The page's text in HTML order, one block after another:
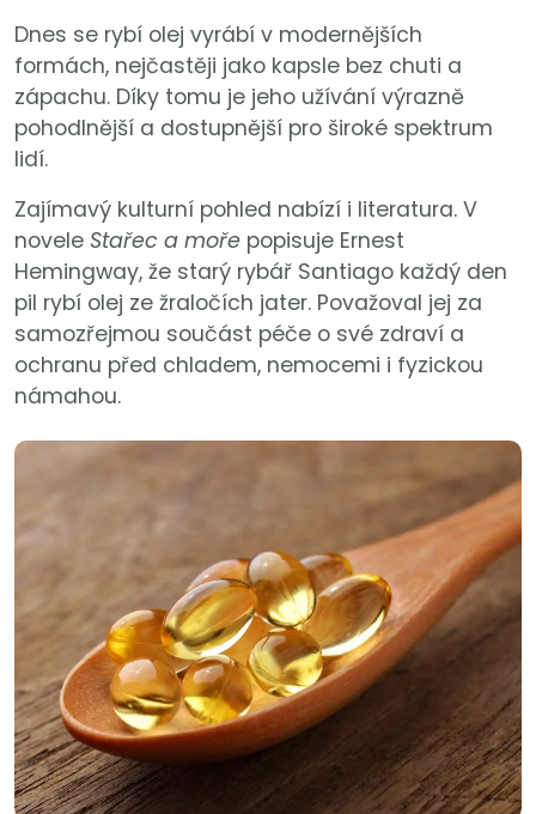
Dnes se rybí olej vyrábí v modernějších
formách, nejčastěji jako kapsle bez chuti a
zápachu. Díky tomu je jeho užívání výrazně
pohodlnější a dostupnější pro široké spektrum
lidí.
Zajímavý kulturní pohled nabízí i literatura. V
novele Stařec a moře popisuje Ernest
Hemingway, že starý rybář Santiago každý den
pil rybí olej ze žraločích jater. Považoval jej za
samozřejmou součást péče o své zdraví a
ochranu před chladem, nemocemi i fyzickou
námahou.